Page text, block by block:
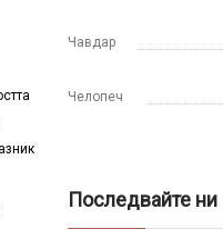
Чавдар
Челопеч
Последвайте ни